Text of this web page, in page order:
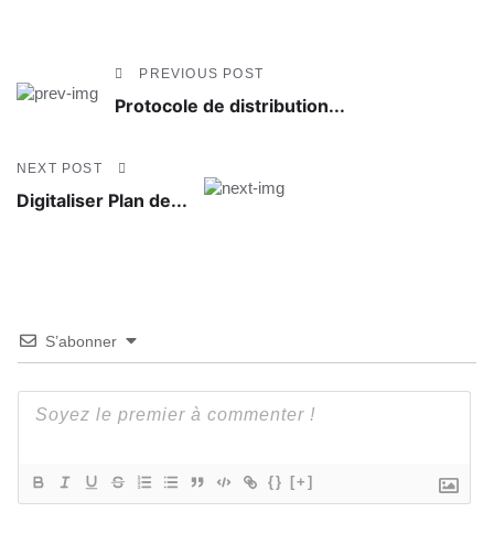
PREVIOUS POST
Protocole de distribution...
NEXT POST
Digitaliser Plan de...
S’abonner
{} [+]